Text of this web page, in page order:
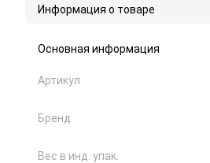
Информация о товаре
Основная информация
Артикул
Бренд
Вес в инд. упак.